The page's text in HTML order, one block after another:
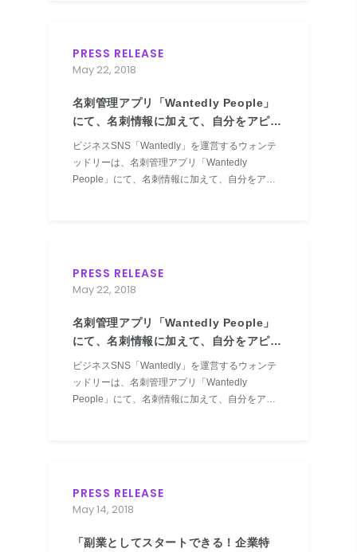
PRESS RELEASE
May 22, 2018
名刺管理アプリ「Wantedly People」
にて、名刺情報に加えて、自分をアピー
ルできる機能『挨拶文』をリリースしま
した！
ビジネスSNS「Wantedly」を運営するウォンテ
ッドリーは、名刺管理アプリ「Wantedly
People」にて、名刺情報に加えて、自分をアピ
PRESS RELEASE
May 22, 2018
名刺管理アプリ「Wantedly People」
にて、名刺情報に加えて、自分をアピー
ルできる機能『挨拶文』をリリースしま
した
ビジネスSNS「Wantedly」を運営するウォンテ
ッドリーは、名刺管理アプリ「Wantedly
People」にて、名刺情報に加えて、自分をアピ
PRESS RELEASE
May 14, 2018
「副業としてスタートできる！企業特